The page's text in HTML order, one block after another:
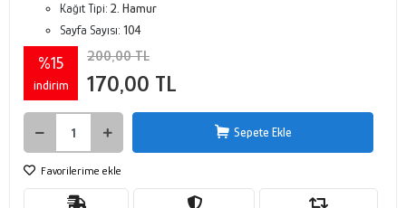
Kağıt Tipi: 2. Hamur
Sayfa Sayısı: 104
%15
indirim
200,00 TL
170,00 TL
Sepete Ekle
Favorilerime ekle